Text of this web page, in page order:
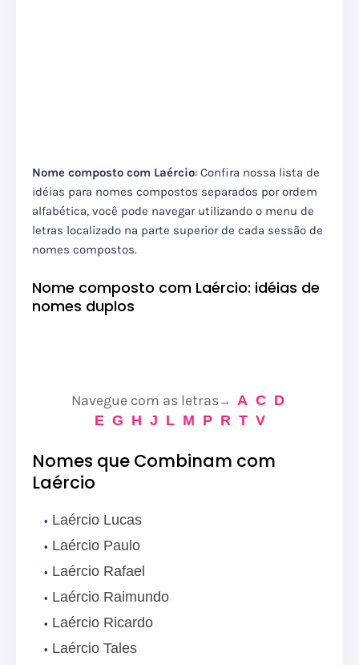
Nome composto com Laércio: Confira nossa lista de
idéias para nomes compostos separados por ordem
alfabética, você pode navegar utilizando o menu de
letras localizado na parte superior de cada sessão de
nomes compostos.
Nome composto com Laércio: idéias de
nomes duplos
Navegue com as letras→ A C D
E G H J L M P R T V
Nomes que Combinam com
Laércio
Laércio Lucas
Laércio Paulo
Laércio Rafael
Laércio Raimundo
Laércio Ricardo
Laércio Tales